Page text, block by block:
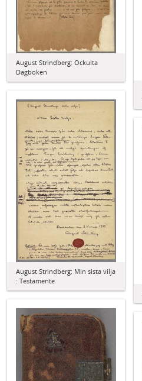
August Strindberg: Ockulta
Dagboken
August Strindberg: Min sista vilja
: Testamente